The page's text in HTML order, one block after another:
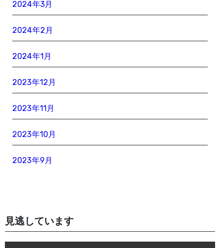
2024年3月
2024年2月
2024年1月
2023年12月
2023年11月
2023年10月
2023年9月
見逃しています